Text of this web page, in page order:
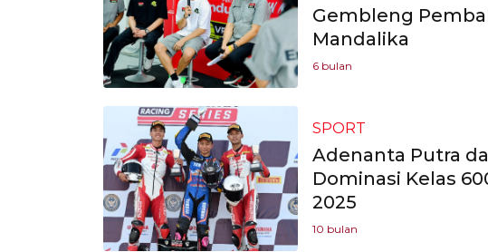
Gembleng
Mandalika
6 bulan
SPORT
Adenanta Putra
Dominasi Kelas
2025
10 bulan